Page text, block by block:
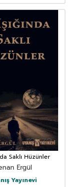
Saklı Hüzünler
Ergül
Yayınevi